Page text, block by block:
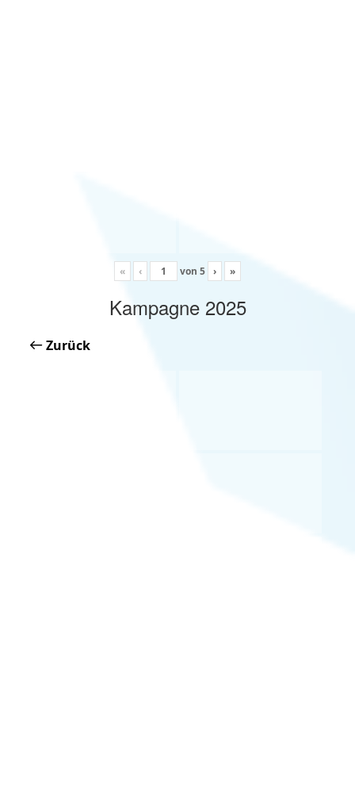
« ‹ von 5 › »
Kampagne 2025
Zurück